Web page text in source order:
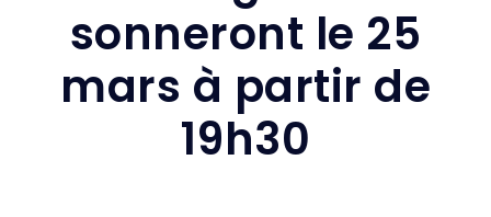
sonneront le 25
mars à partir de
19h30